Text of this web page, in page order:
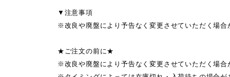
▼注意事項
※改良や廃盤により予告なく変更させていただく場合
★ご注文の前に★
※改良や廃盤により予告なく変更させていただく場合